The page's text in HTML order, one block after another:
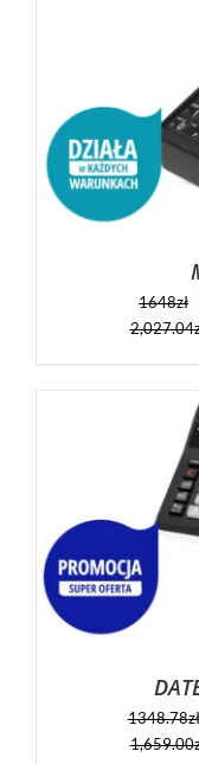
1648zł
2,027.04
1348.78zł
1,659.00